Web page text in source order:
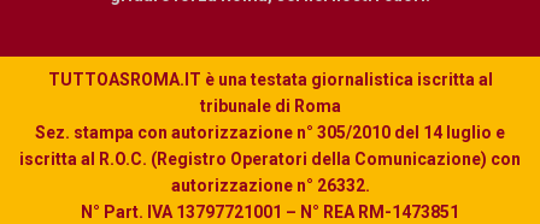
TUTTOASROMA.IT è una testata giornalistica iscritta al
tribunale di Roma
Sez. stampa con autorizzazione n° 305/2010 del 14 luglio e
iscritta al R.O.C. (Registro Operatori della Comunicazione) con
autorizzazione n° 26332.
N° Part. IVA 13797721001 – N° REA RM-1473851